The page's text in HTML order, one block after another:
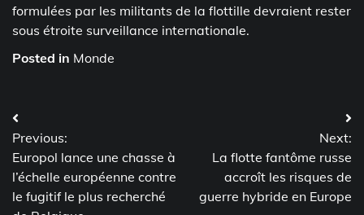
formulées par les militants de la flottille devraient rester
sous étroite surveillance internationale.
Posted in Monde
Post
navigation
Previous:
Europol lance une chasse à
l’échelle européenne contre
le fugitif le plus recherché
Next:
La flotte fantôme russe
accroît les risques de
guerre hybride en Europe